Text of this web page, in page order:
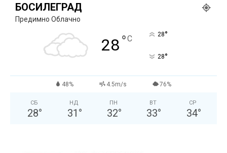
БОСИЛЕГРАД
Предимно Облачно
28°C 28°
28°
48% 4.5m/s 76%
СБ
28°
НД
31 °
ПН
32°
ВТ
33°
СР
34°